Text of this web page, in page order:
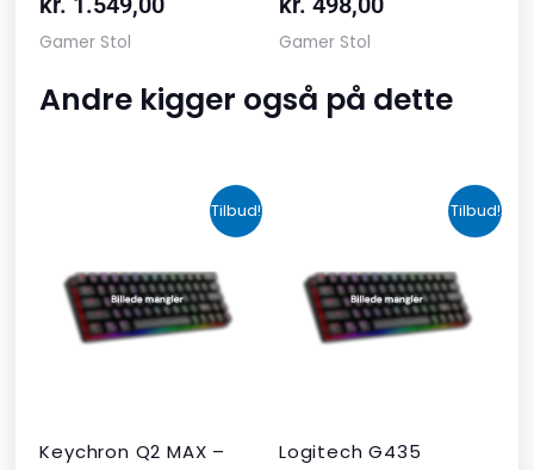
Gamer Stol Gamer Stol
Andre kigger også på dette
Tilbud!
Keychron Q2 MAX –
oprindelige
pris
var:
kr. 2.190,00.
Den
aktuelle
pris
er:
kr. 1.465,00.
Tilbud!
Logitech G435
oprindelige
pris
var:
kr. 599,00.
aktuelle
pris
er:
kr. 399,00.